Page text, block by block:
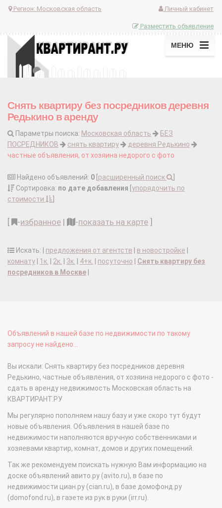
Регион: Московская область Личный кабинет
Разместить объявление
МЕНЮ
Снять квартиру без посредников деревня
Редькино в аренду
Параметры поиска: Московская область
БЕЗ
ПОСРЕДНИКОВ
снять квартиру
деревня Редькино
частные объявления, от хозяина недорого с фото
Найдено объявлений: 0 расширенный поиск
Сортировка: по дате добавления упорядочить по
стоимости
-избранное | -показать на карте
Искать: | предложения от агентств в новостройке
комнату
1к. 2к. 3к. 4+к. посуточно
Снять квартиру без
посредников в Москве
Объявлений в нашей базе по недвижимости по такому
запросу не найдено...
Вы искали: Снять квартиру без посредников деревня
Редькино, частные объявления, от хозяина недорого с фото -
сдать в аренду недвижимость Московская область на
КВАРТИРАНТ.РУ
Мы регулярно пополняем нашу базу и уже скоро тут будут
новые объявления. Объявления в нашей базе по
недвижимости наполняются вручную собственниками и
хозяевами квартир, комнат, домов и других помещений.
Так же рекомендуем поискать нужную Вам информацию на
доске объявлений авито.ру (avito.ru), в базе по
недвижимости циан.ру (cian.ru), в базе домофонд.ру
(domofond.ru), в газете из рук в руки (irr.ru).